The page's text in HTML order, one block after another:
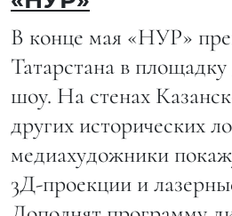
В конце мая «НУР»
Татарстана в
шоу. На стенах
других исторических
медиахудожники
3Д-проекции и